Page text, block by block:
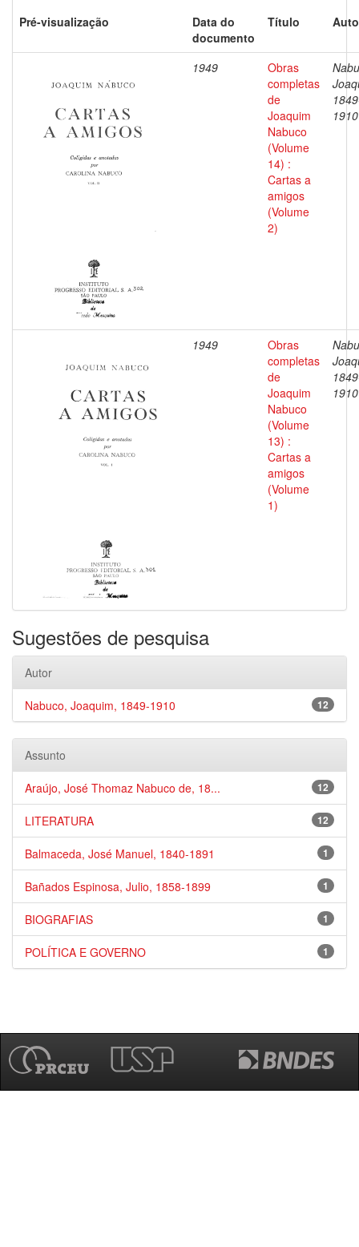
Pré-visualização
Data do
documento
Título
1949
Obras
completas
de
Joaquim
Nabuco
(Volume
14) :
Cartas a
amigos
(Volume
2)
1910
1949
Obras
completas
de
Joaquim
Nabuco
(Volume
13) :
Cartas a
amigos
(Volume
1)
1910
Sugestões de pesquisa
Autor
12
Nabuco, Joaquim, 1849-1910
Assunto
12
Araújo, José Thomaz Nabuco de, 18...
12
LITERATURA
1
Balmaceda, José Manuel, 1840-1891
1
Bañados Espinosa, Julio, 1858-1899
1
BIOGRAFIAS
1
POLÍTICA E GOVERNO